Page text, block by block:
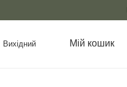
Вихідний Мій кошик